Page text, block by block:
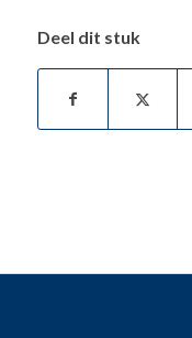
Deel dit stuk